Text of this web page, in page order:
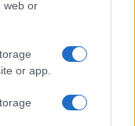
web or
or app.